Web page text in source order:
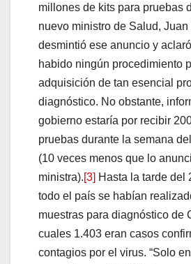
millones de kits para pruebas
nuevo ministro de Salud,
desmintió ese anuncio y
habido ningún procedimiento
adquisición de tan esencial
diagnóstico. No obstante,
gobierno estaría por recibir
pruebas durante la semana
(10 veces menos que lo
ministra).[3] Hasta la tarde del
todo el país se habían
muestras para diagnóstico de
cuales 1.403 eran casos
contagios por el virus. “Solo